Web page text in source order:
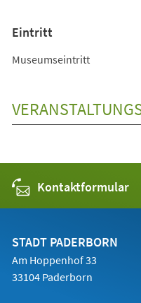
Eintritt
Museumseintritt
Kontaktformular
STADT PADERBORN
Am Hoppenhof 33
33104 Paderborn